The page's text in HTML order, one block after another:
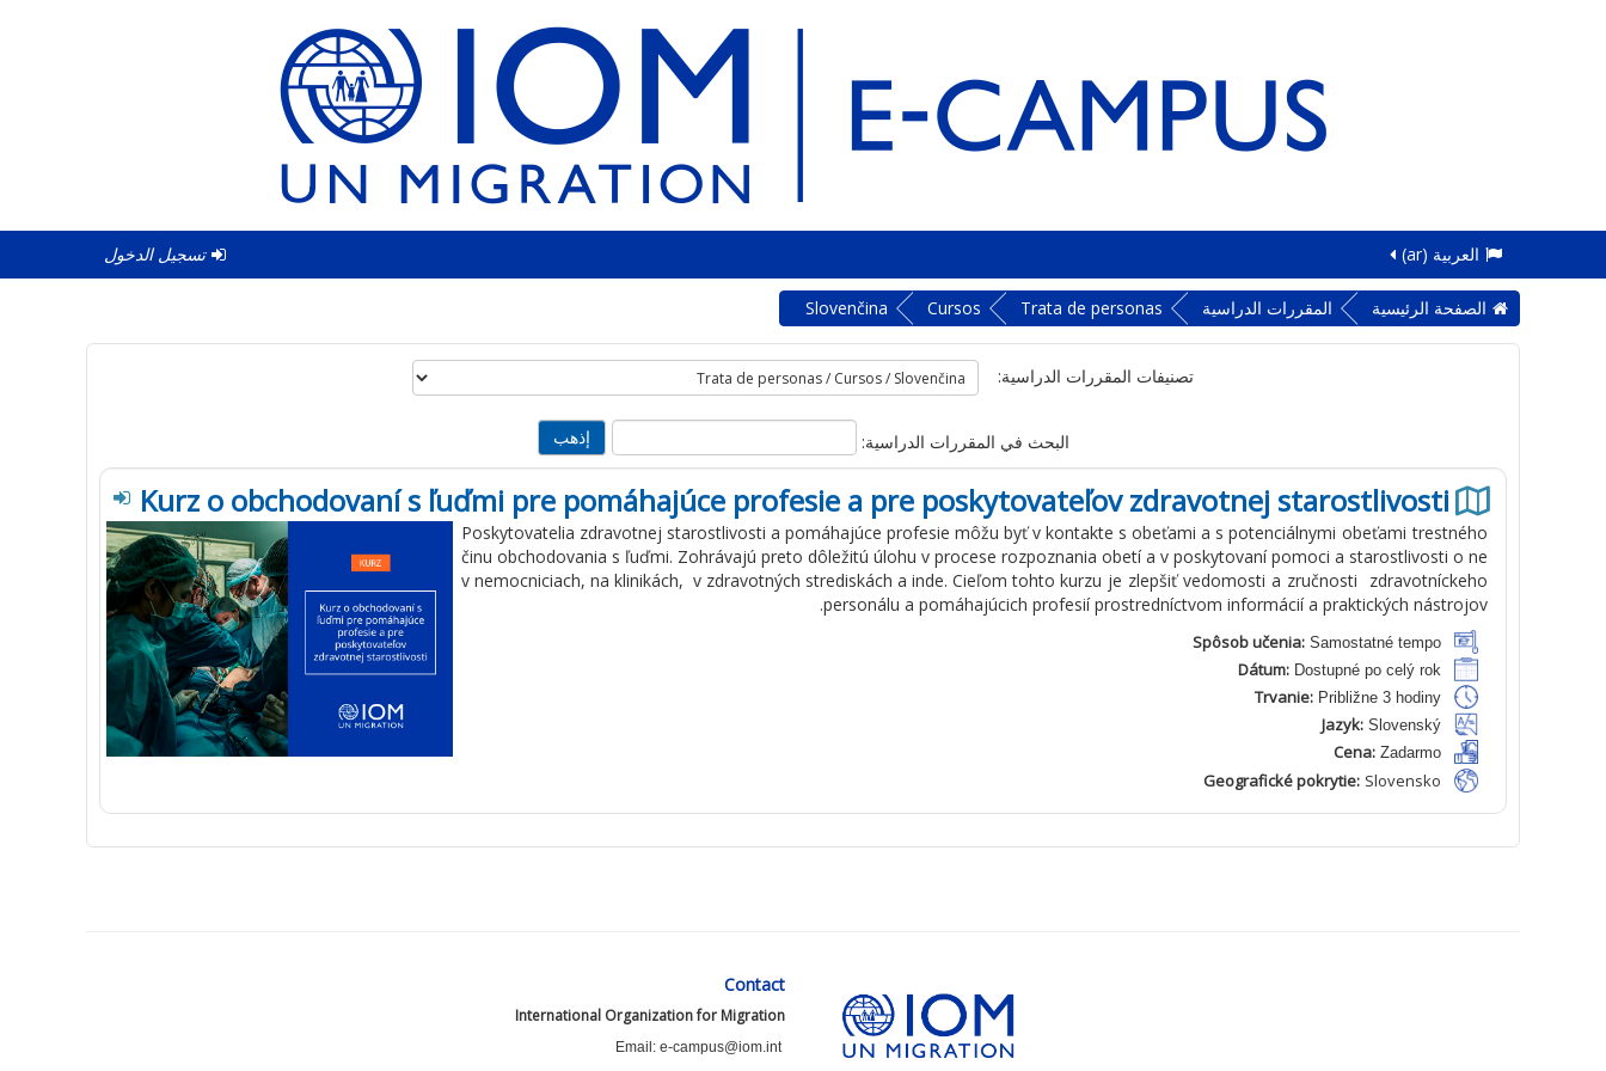
تسجيل الدخول العربية ‎(ar)‎
الصفحة الرئيسية المقررات الدراسية Trata de personas
Cursos
Slovenčina
تصنيفات المقررات الدراسية:
البحث في المقررات الدراسية:
Kurz o obchodovaní s ľuďmi pre pomáhajúce profesie a pre poskytovateľov zdravotnej starostlivosti
Poskytovatelia zdravotnej starostlivosti a pomáhajúce profesie môžu byťv kontakte s obeťami a s potenciálnymi obeťami trestného
činu obchodovania s ľuďmi. Zohrávajú preto dôležitú úlohu v procese rozpoznania obetía v poskytovaní pomoci a starostlivosti o ne
v nemocniciach, na klinikách, v zdravotných strediskách a inde. Cieľom tohto kurzu je zlepšiť vedomosti a zručnosti
zdravotníckeho
personálu a pomáhajúcich profesií prostredníctvom informáciía praktických nástrojov
.
Spôsob učenia: Samostatné tempo
Dátum: Dostupné po celý rok
Trvanie: Približne 3 hodiny
Jazyk: Slovenský
Cena: Zadarmo
Geografické pokrytie: Slovensko
Contact
International Organization for Migration
Email: e-campus@iom.int